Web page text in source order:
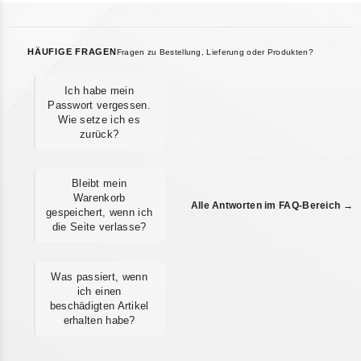
HÄUFIGE FRAGEN Fragen zu Bestellung, Lieferung oder Produkten?
Ich habe mein
Passwort vergessen.
Wie setze ich es
zurück?
Bleibt mein
Warenkorb
gespeichert, wenn ich
die Seite verlasse?
Was passiert, wenn
ich einen
beschädigten Artikel
erhalten habe?
Alle Antworten im FAQ-Bereich →